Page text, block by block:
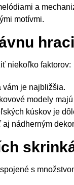
a
motívmi.
niekoľko faktorov:
vám je najbližšia.
modely
kúskov je
nádherným
s